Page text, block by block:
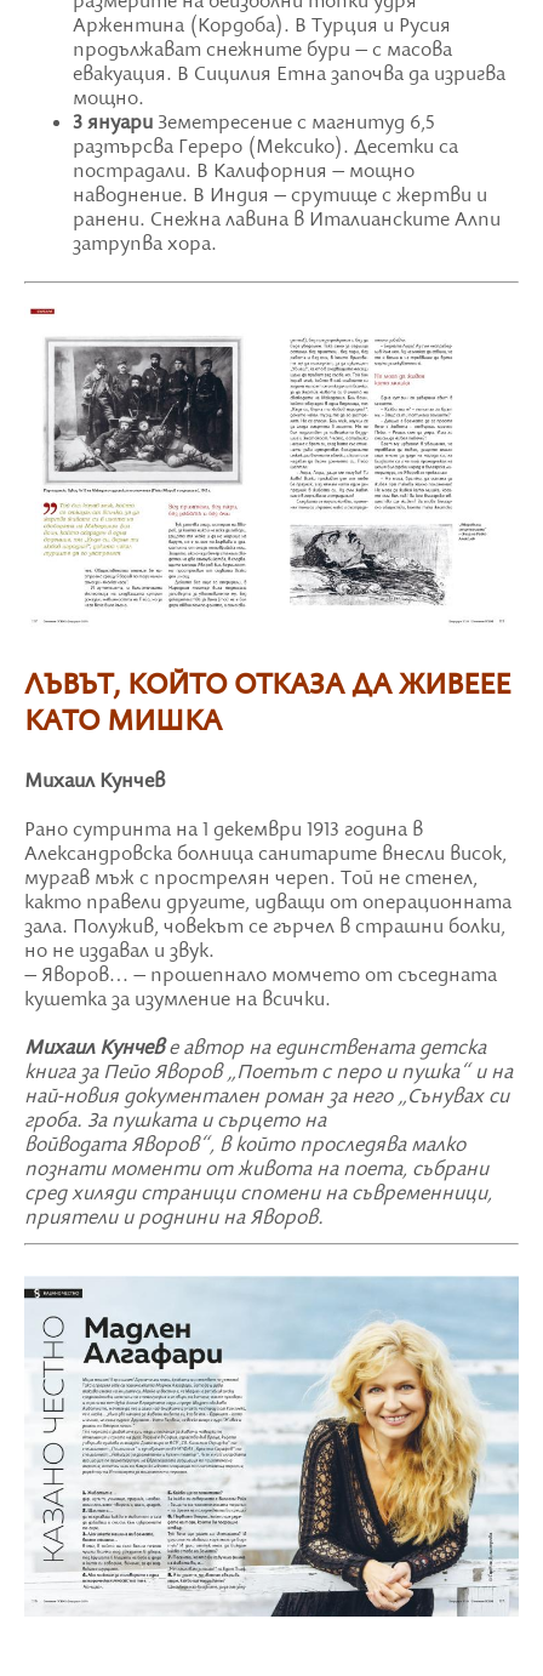
Аржентина (Кордоба). В Турция и Русия
продължават снежните бури – с масова
евакуация. В Сицилия Етна започва да изригва
мощно.
3 януари Земетресение с магнитуд 6,5
разтърсва Гереро (Мексико). Десетки са
пострадали. В Калифорния – мощно
наводнение. В Индия – срутище с жертви и
ранени. Снежна лавина в Италианските Алпи
затрупва хора.
ЛЪВЪТ, КОЙТО ОТКАЗА ДА ЖИВЕЕЕ
КАТО МИШКА
Михаил Кунчев
Рано сутринта на 1 декември 1913 година в
Александровска болница санитарите внесли висок,
мургав мъж с прострелян череп. Той не стенел,
както правели другите, идващи от операционната
зала. Полужив, човекът се гърчел в страшни болки,
но не издавал и звук.
– Яворов… – прошепнало момчето от съседната
кушетка за изумление на всички.
Михаил Кунчеве автор на единствената детска
книга за Пейо Яворов „Поетът с перо и пушка“ и на
най-новия документален роман за него „Сънувах си
гроба. За пушката и сърцето на
войводата Яворов“, в който проследява малко
познати моменти от живота на поета, събрани
сред хиляди страници спомени на съвременници,
приятели и роднини на Яворов.